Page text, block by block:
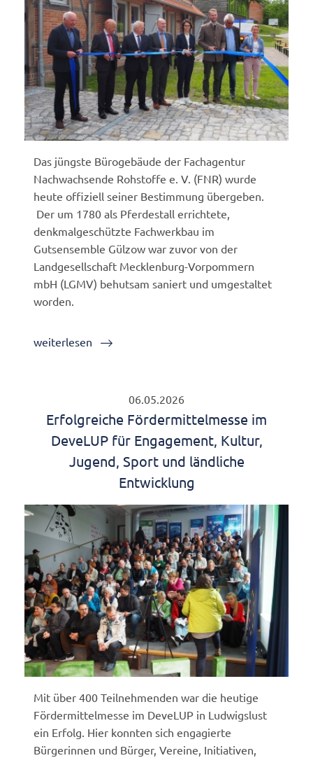
Das jüngste Bürogebäude der Fachagentur
Nachwachsende Rohstoffe e. V. (FNR) wurde
heute offiziell seiner Bestimmung übergeben.
Der um 1780 als Pferdestall errichtete,
denkmalgeschützte Fachwerkbau im
Gutsensemble Gülzow war zuvor von der
Landgesellschaft Mecklenburg-Vorpommern
mbH (LGMV) behutsam saniert und umgestaltet
worden.
weiterlesen
06.05.2026
Erfolgreiche Fördermittelmesse im
DeveLUP für Engagement, Kultur,
Jugend, Sport und ländliche
Entwicklung
Mit über 400 Teilnehmenden war die heutige
Fördermittelmesse im DeveLUP in Ludwigslust
ein Erfolg. Hier konnten sich engagierte
Bürgerinnen und Bürger, Vereine, Initiativen,